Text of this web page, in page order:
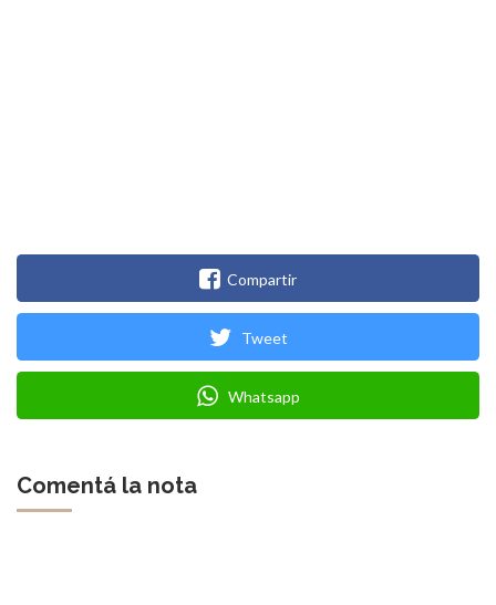
Compartir
Tweet
Whatsapp
Comentá la nota